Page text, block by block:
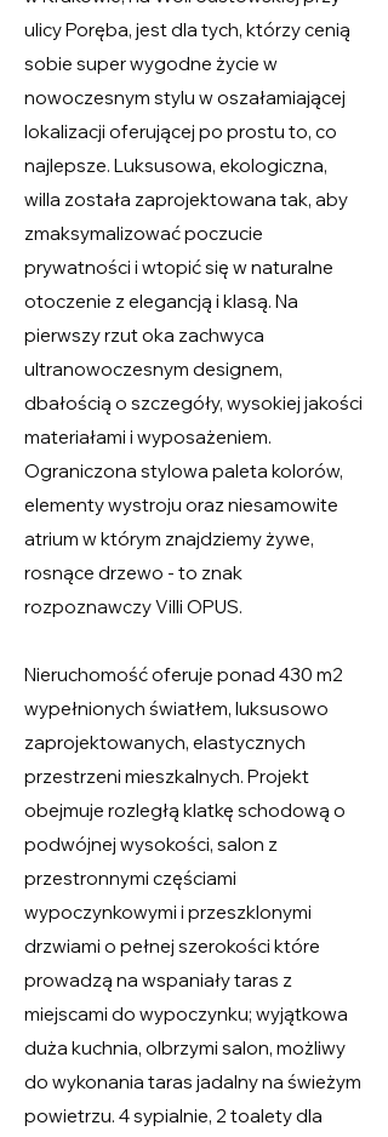
ulicy Poręba, jest dla tych, którzy cenią
sobie super wygodne życie w
nowoczesnym stylu w oszałamiającej
lokalizacji oferującej po prostu to, co
najlepsze. Luksusowa, ekologiczna,
willa została zaprojektowana tak, aby
zmaksymalizować poczucie
prywatności i wtopić się w naturalne
otoczenie z elegancją i klasą. Na
pierwszy rzut oka zachwyca
ultranowoczesnym designem,
dbałością o szczegóły, wysokiej jakości
materiałami i wyposażeniem.
Ograniczona stylowa paleta kolorów,
elementy wystroju oraz niesamowite
atrium w którym znajdziemy żywe,
rosnące drzewo - to znak
rozpoznawczy Villi OPUS.
Nieruchomość oferuje ponad 430 m2
wypełnionych światłem, luksusowo
zaprojektowanych, elastycznych
przestrzeni mieszkalnych. Projekt
obejmuje rozległą klatkę schodową o
podwójnej wysokości, salon z
przestronnymi częściami
wypoczynkowymi i przeszklonymi
drzwiami o pełnej szerokości które
prowadzą na wspaniały taras z
miejscami do wypoczynku; wyjątkowa
duża kuchnia, olbrzymi salon, możliwy
do wykonania taras jadalny na świeżym
powietrzu. 4 sypialnie, 2 toalety dla